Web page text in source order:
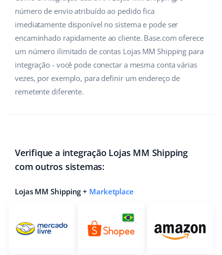
número de envio atribuído ao pedido fica
imediatamente disponível no sistema e pode ser
encaminhado rapidamente ao cliente. Base.com oferece
um número ilimitado de contas Lojas MM Shipping para
integração - você pode conectar a mesma conta várias
vezes, por exemplo, para definir um endereço de
remetente diferente.
Verifique a integração Lojas MM Shipping
com outros sistemas:
Lojas MM Shipping + Marketplace